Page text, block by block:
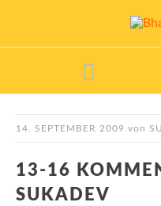
14. SEPTEMBER 2009 von
13-16
SUKADEV